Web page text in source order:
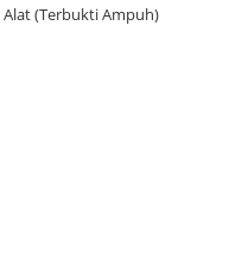
Alat (Terbukti Ampuh)